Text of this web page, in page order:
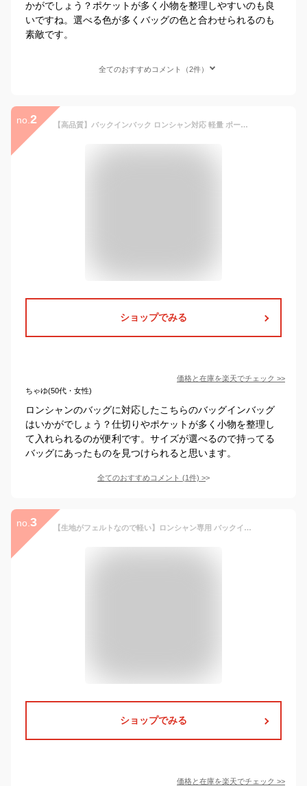
かがでしょう？ポケットが多く小物を整理しやすいのも良
いですね。選べる色が多くバッグの色と合わせられるのも
素敵です。
全てのおすすめコメント（2件）
no. 2 【高品質】バックインバック ロンシャン対応 軽量 ポーチ 仕切り 仕分け ポケット 仕切りファスナー 整理 収納力抜群 自立 高級素材 使用 ロンシャンバッグインバッグ small スモール 大容量 インナーポケット 形崩れない 仕切り 仕分け ポケット付き 小物入れ 通勤 通学
ショップでみる
価格と在庫を楽天でチェック >>
ちゃゆ(50代・女性)
ロンシャンのバッグに対応したこちらのバッグインバッグ
はいかがでしょう？仕切りやポケットが多く小物を整理し
て入れられるのが便利です。サイズが選べるので持ってる
バッグにあったものを見つけられると思います。
全てのおすすめコメント (1件) >
no. 3 【生地がフェルトなので軽い】ロンシャン専用 バックインバック プリアージュ用 インナーバッグ形崩れしない 超軽量 ポーチ 仕切り 仕分け ポケット仕切りファスナー 整理 収納力抜群 自立 高級素材 モール 大容量 クリスマスプレゼント
ショップでみる
価格と在庫を楽天でチェック >>